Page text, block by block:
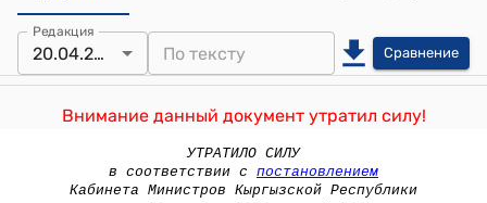
Редакция
20.04.2026 Сравнение
Внимание данный документ утратил силу!